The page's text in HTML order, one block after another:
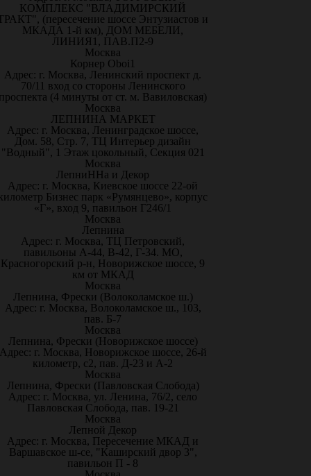
КОМПЛЕКС "ВЛАДИМИРСКИЙ
(пересечение шоссе Энтузиастов и
МКАДА 1-й км), ДОМ МЕБЕЛИ,
ЛИНИЯ1, ПАВ.П2-9
Москва
Корнер Oboi1
Адрес: г. Москва, Ленинский проспект д.
70/11 вход со стороны Ленинского
(4 минуты от ст. м. Вавиловская)
Москва
ЛЕПНИНА МАРКЕТ
Адрес: г. Москва, Ленинградское шоссе,
Дом. 58, Стр. 7, ТЦ Интерьер дизайн
"Водный", 1 Этаж цокольный, Секция 021
Москва
ЛепниННа и Декор
Адрес: г. Москва, Киевское шоссе 22-ой
Бизнес парк «Румянцево», корпус
«Г», вход 9, павильон Г246/1
Москва
Лепнина
Адрес: г. Москва, ТЦ Петровский,
павильоны А-44, В-42, Г-34. МО,
Красногорский р-н, Новорижское шоссе, 9
км от МКАД
Москва
Лепнина, Фрески (Волоколамское ш.)
Адрес: г. Москва, Волоколамское ш., 103,
пав. Б-7
Москва
Лепнина, Фрески (Новорижское шоссе)
г. Москва, Новорижское шоссе, 26-й
километр, с2, пав. Д-23 и А-2
Москва
Лепнина, Фрески (Павловская Слобода)
Адрес: г. Москва, ул. Ленина, 76/2, село
Павловская Слобода, пав. 19-21
Москва
Лепной Декор
Адрес: г. Москва, Пересечение МКАД и
Варшавское ш-се, "Каширский двор 3",
павильон П - 8